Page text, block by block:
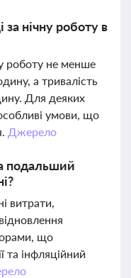
за нічну роботу в
роботу не менше
а тривалість
Для деяких
умови, що
Джерело
подальший
витрати,
що
та інфляційний